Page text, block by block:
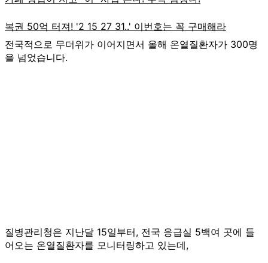
전국적으로 무더위가 이어지면서 올해 온열질환자가 300명
을 넘었습니다.
질병관리청은 지난달 15일부터, 전국 응급실 5백여 곳에 들
어오는 온열질환자를 모니터링하고 있는데,